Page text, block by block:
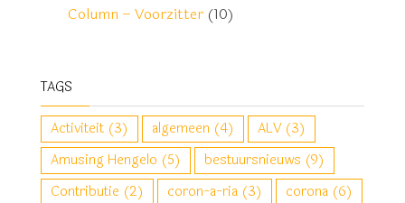
Column – Voorzitter (10)
TAGS
Activiteit (3) algemeen (4) ALV(3)
Amusing Hengelo (5) bestuursnieuws (9)
Contributie (2) coron-a-ria (3) corona (6)